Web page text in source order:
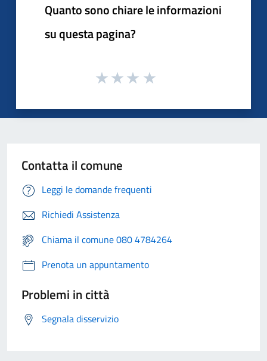
Quanto sono chiare le informazioni
su questa pagina?
Contatta il comune
Leggi le domande frequenti
Richiedi Assistenza
Chiama il comune 080 4784264
Prenota un appuntamento
Problemi in città
Segnala disservizio